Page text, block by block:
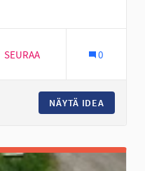
Seinäjoki
18 SEURAAJAA
SEURAA 0
NÄYTÄ IDEA